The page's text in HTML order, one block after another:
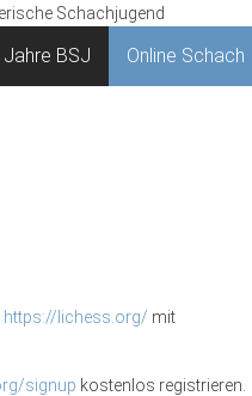
BSJ Online Schach
https://lichess.org/ mit
signup kostenlos registrieren.